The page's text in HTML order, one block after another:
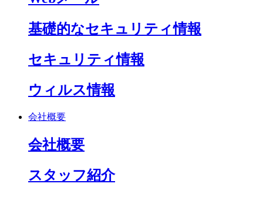
基礎的なセキュリティ情報
セキュリティ情報
ウィルス情報
会社概要
会社概要
スタッフ紹介